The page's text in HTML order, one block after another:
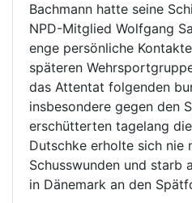
Bachmann hatte seine
NPD-Mitglied Wolfgang
enge persönliche
späteren
das Attentat folgenden
insbesondere gegen den
erschütterten tagelang
Dutschke erholte sich nie
Schusswunden und starb
in Dänemark an den